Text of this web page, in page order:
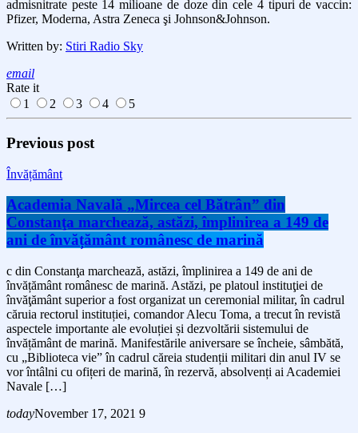
admisnitrate peste 14 milioane de doze din cele 4 tipuri de vaccin:
Pfizer, Moderna, Astra Zeneca şi Johnson&Johnson.
Written by: Stiri Radio Sky
email
Rate it
1
2 3 4 5
Previous post
Învățământ
Academia Navală „Mircea cel Bătrân” din
Constanţa marchează, astăzi, împlinirea a 149 de
ani de învățământ românesc de marină
c din Constanţa marchează, astăzi, împlinirea a 149 de ani de
învățământ românesc de marină. Astăzi, pe platoul instituţiei de
învăţământ superior a fost organizat un ceremonial militar, în cadrul
căruia rectorul instituției, comandor Alecu Toma, a trecut în revistă
aspectele importante ale evoluției și dezvoltării sistemului de
învățământ de marină. Manifestările aniversare se încheie, sâmbătă,
cu „Biblioteca vie” în cadrul căreia studenții militari din anul IV se
vor întâlni cu ofițeri de marină, în rezervă, absolvenți ai Academiei
Navale […]
todayNovember 17, 2021 9